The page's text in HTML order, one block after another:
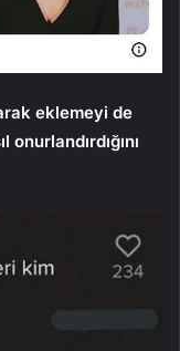
eklemeyi de
onurlandırdığını